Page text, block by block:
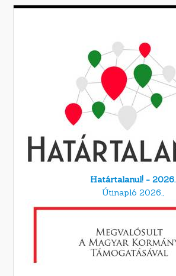
Határtalanul! - 2026.
Útinapló 2026.,